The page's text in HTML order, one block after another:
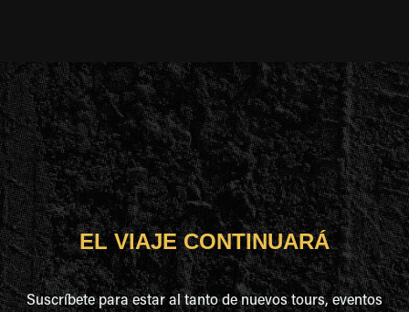
EL VIAJE CONTINUARÁ
Suscríbete para estar al tanto de nuevos tours, eventos